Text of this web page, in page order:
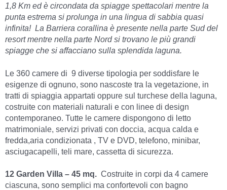
1,8 Km ed è circondata da spiagge spettacolari mentre la
punta estrema si prolunga in una lingua di sabbia quasi
infinita! La Barriera corallina è presente nella parte Sud del
resort mentre nella parte Nord si trovano le più grandi
spiagge che si affacciano sulla splendida laguna.
Le 360 camere di 9 diverse tipologia per soddisfare le
esigenze di ognuno, sono nascoste tra la vegeta­zione, in
tratti di spiaggia appartati oppure sul turchese della laguna,
costruite con materiali naturali e con linee di design
contempora­neo. Tutte le camere dispongono di letto
matrimoniale, servizi privati con doccia, acqua calda e
fredda,aria condizionata , TV e DVD, telefono, minibar,
asciugacapelli, teli mare, cassetta di sicurezza.
12 Garden Villa – 45 mq. Costruite in corpi da 4 camere
ciascuna, sono semplici ma confortevoli con bagno